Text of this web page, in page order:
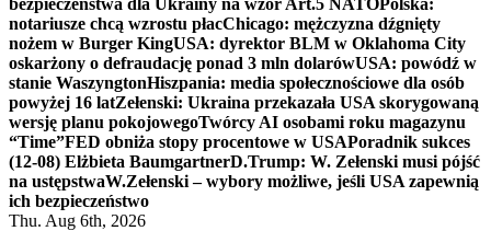
bezpieczeństwa dla Ukrainy na wzór Art.5 NATOPolska:
notariusze chcą wzrostu płacChicago: mężczyzna dźgnięty
nożem w Burger KingUSA: dyrektor BLM w Oklahoma City
oskarżony o defraudację ponad 3 mln dolarówUSA: powódź w
stanie WaszyngtonHiszpania: media społecznościowe dla osób
powyżej 16 latZełenski: Ukraina przekazała USA skorygowaną
wersję planu pokojowegoTwórcy AI osobami roku magazynu
“Time”FED obniża stopy procentowe w USAPoradnik sukces
(12-08) Elżbieta BaumgartnerD.Trump: W. Zełenski musi pójść
na ustępstwaW.Zełenski – wybory możliwe, jeśli USA zapewnią
ich bezpieczeństwo
Thu. Aug 6th, 2026